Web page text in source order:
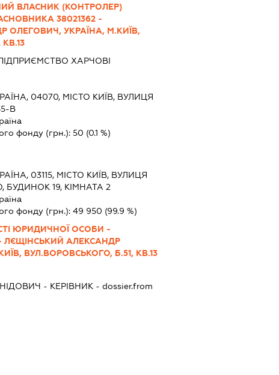
ВЛАСНИК (КОНТРОЛЕР)
38021362 -
ОЛЕГОВИЧ, УКРАЇНА, М.КИЇВ,
ХАРЧОВІ
04070, МІСТО КИЇВ, ВУЛИЦЯ
В
фонду (грн.): 50 (0.1 %)
03115, МІСТО КИЇВ, ВУЛИЦЯ
19, КІМНАТА 2
фонду (грн.): 49 950 (99.9 %)
ЮРИДИЧНОЇ ОСОБИ -
ЛЄЩІНСЬКИЙ АЛЕКСАНДР
ВУЛ.ВОРОВСЬКОГО, Б.51, КВ.13
- КЕРІВНИК - dossier.from